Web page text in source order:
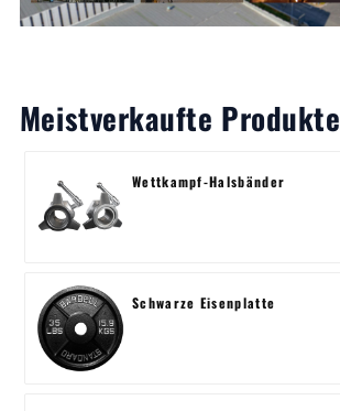
Meistverkaufte Produkte
Wettkampf-Halsbänder
Schwarze Eisenplatte